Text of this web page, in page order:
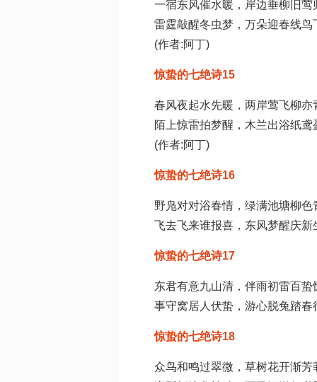
一宿东风催水暖，岸边垂柳旧莺
雷霆敲醒冬虫梦，万朵迎春线鸟
(作者:阿丁)
惊蛰的七绝诗15
春风夜起水先暖，两岸莺飞柳亦
陌上惊雷拍梦醒，木兰出浴纸鸢
(作者:阿丁)
惊蛰的七绝诗16
野凫对对浴春情，绿满池塘柳色
飞去飞来谁报喜，东风梦醒庆新
惊蛰的七绝诗17
东君有意九山清，伴雨初雷百蛰
事守窝居人伏蛰，游心脱兔踏春
惊蛰的七绝诗18
众鸟和鸣过翠微，草树花开渐芳